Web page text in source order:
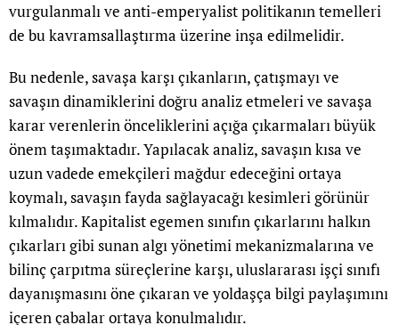
vurgulanmalı ve anti-emperyalist politikanın temelleri
de bu kavramsallaştırma üzerine inşa edilmelidir.
Bu nedenle, savaşa karşı çıkanların, çatışmayı ve
savaşın dinamiklerini doğru analiz etmeleri ve savaşa
karar verenlerin önceliklerini açığa çıkarmaları büyük
önem taşımaktadır. Yapılacak analiz, savaşın kısa ve
uzun vadede emekçileri mağdur edeceğini ortaya
koymalı, savaşın fayda sağlayacağı kesimleri görünür
kılmalıdır. Kapitalist egemen sınıfın çıkarlarını halkın
çıkarları gibi sunan algı yönetimi mekanizmalarına ve
bilinç çarpıtma süreçlerine karşı, uluslararası işçi sınıfı
dayanışmasını öne çıkaran ve yoldaşça bilgi paylaşımını
içeren çabalar ortaya konulmalıdır.